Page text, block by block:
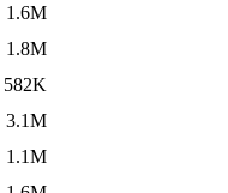
1.6M
1.8M
582K
3.1M
1.1M